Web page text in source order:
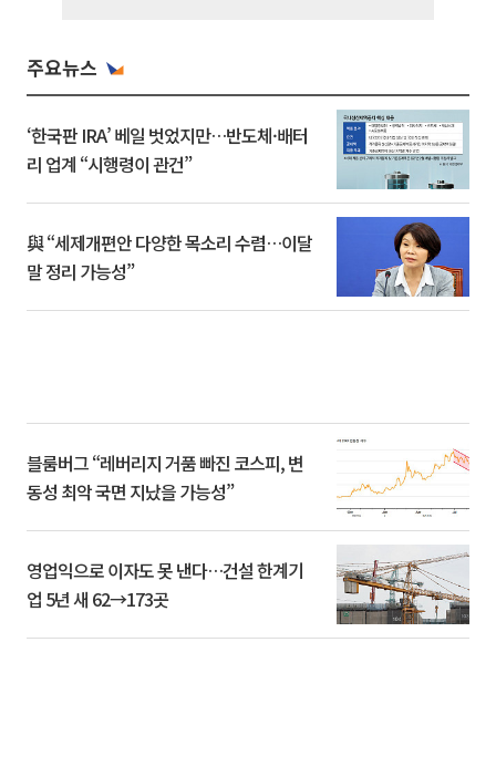
주요뉴스
‘한국판 IRA’ 베일 벗었지만…반도체·배터
리 업계 “시행령이 관건”
與 “세제개편안 다양한 목소리 수렴…이달
말 정리 가능성”
블룸버그 “레버리지 거품 빠진 코스피, 변
동성 최악 국면 지났을 가능성”
영업익으로 이자도 못 낸다…건설 한계기
업 5년 새 62→173곳